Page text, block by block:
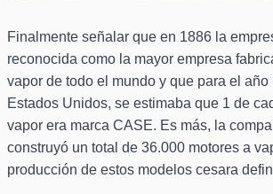
Finalmente señalar que en 1886 la
reconocida como la mayor empresa
vapor de todo el mundo y que para el año
Estados Unidos, se estimaba que 1 de
vapor era marca CASE. Es más, la
construyó un total de 36.000 motores a
producción de estos modelos cesara